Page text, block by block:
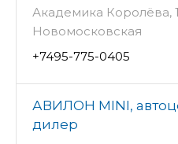
Академика Королёва,
Новомосковская
+7495-775-0405
АВИЛОН MINI,
дилер